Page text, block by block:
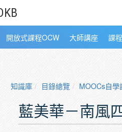
開放式課程OCW 大師講座 課
知識庫 目錄總覽 MOOCs自學
藍美華－南風